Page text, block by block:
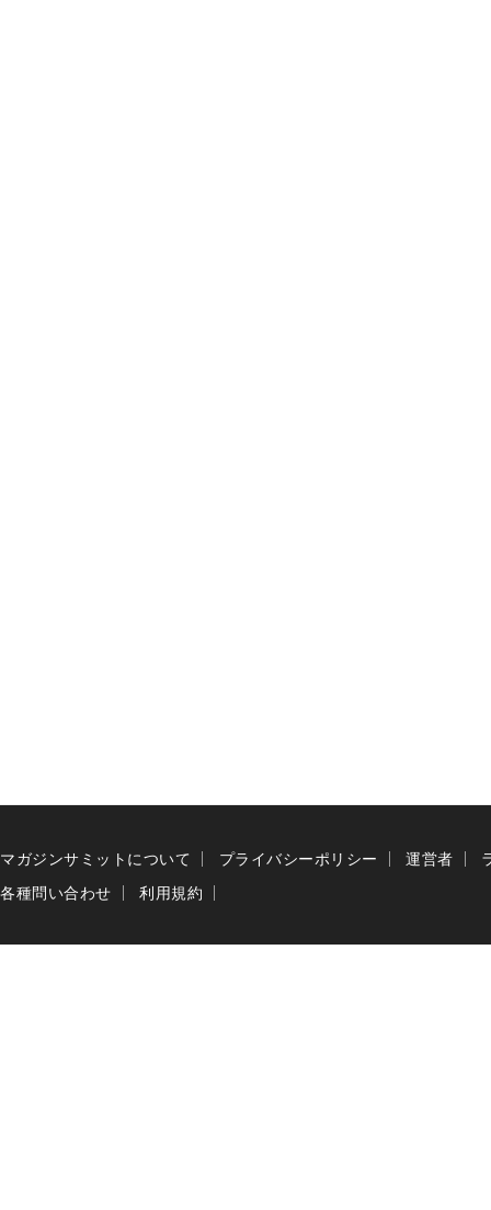
マガジンサミットについて プライバシーポリシー 運営者
各種問い合わせ
利用規約